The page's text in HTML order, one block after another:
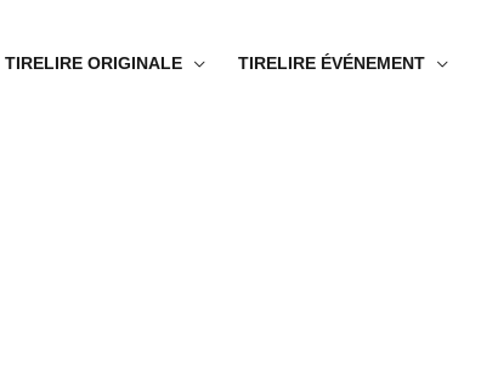
TIRELIRE ORIGINALE TIRELIRE ÉVÉNEMENT